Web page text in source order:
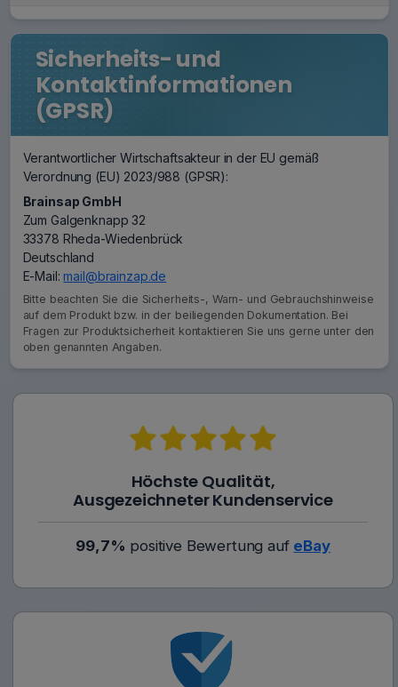
Sicherheits- und
Kontaktinformationen
(GPSR)
Verantwortlicher Wirtschaftsakteur in der EU gemäß
Verordnung (EU) 2023/988 (GPSR):
Brainsap GmbH
Zum Galgenknapp 32
33378 Rheda-Wiedenbrück
Deutschland
E-Mail:mail@brainzap.de
Bitte beachten Sie die Sicherheits-, Warn- und Gebrauchshinweise
auf dem Produkt bzw. in der beiliegenden Dokumentation. Bei
Fragen zur Produktsicherheit kontaktieren Sie uns gerne unter den
oben genannten Angaben.
Höchste Qualität,
Ausgezeichneter Kundenservice
99,7% positive Bewertung auf eBay